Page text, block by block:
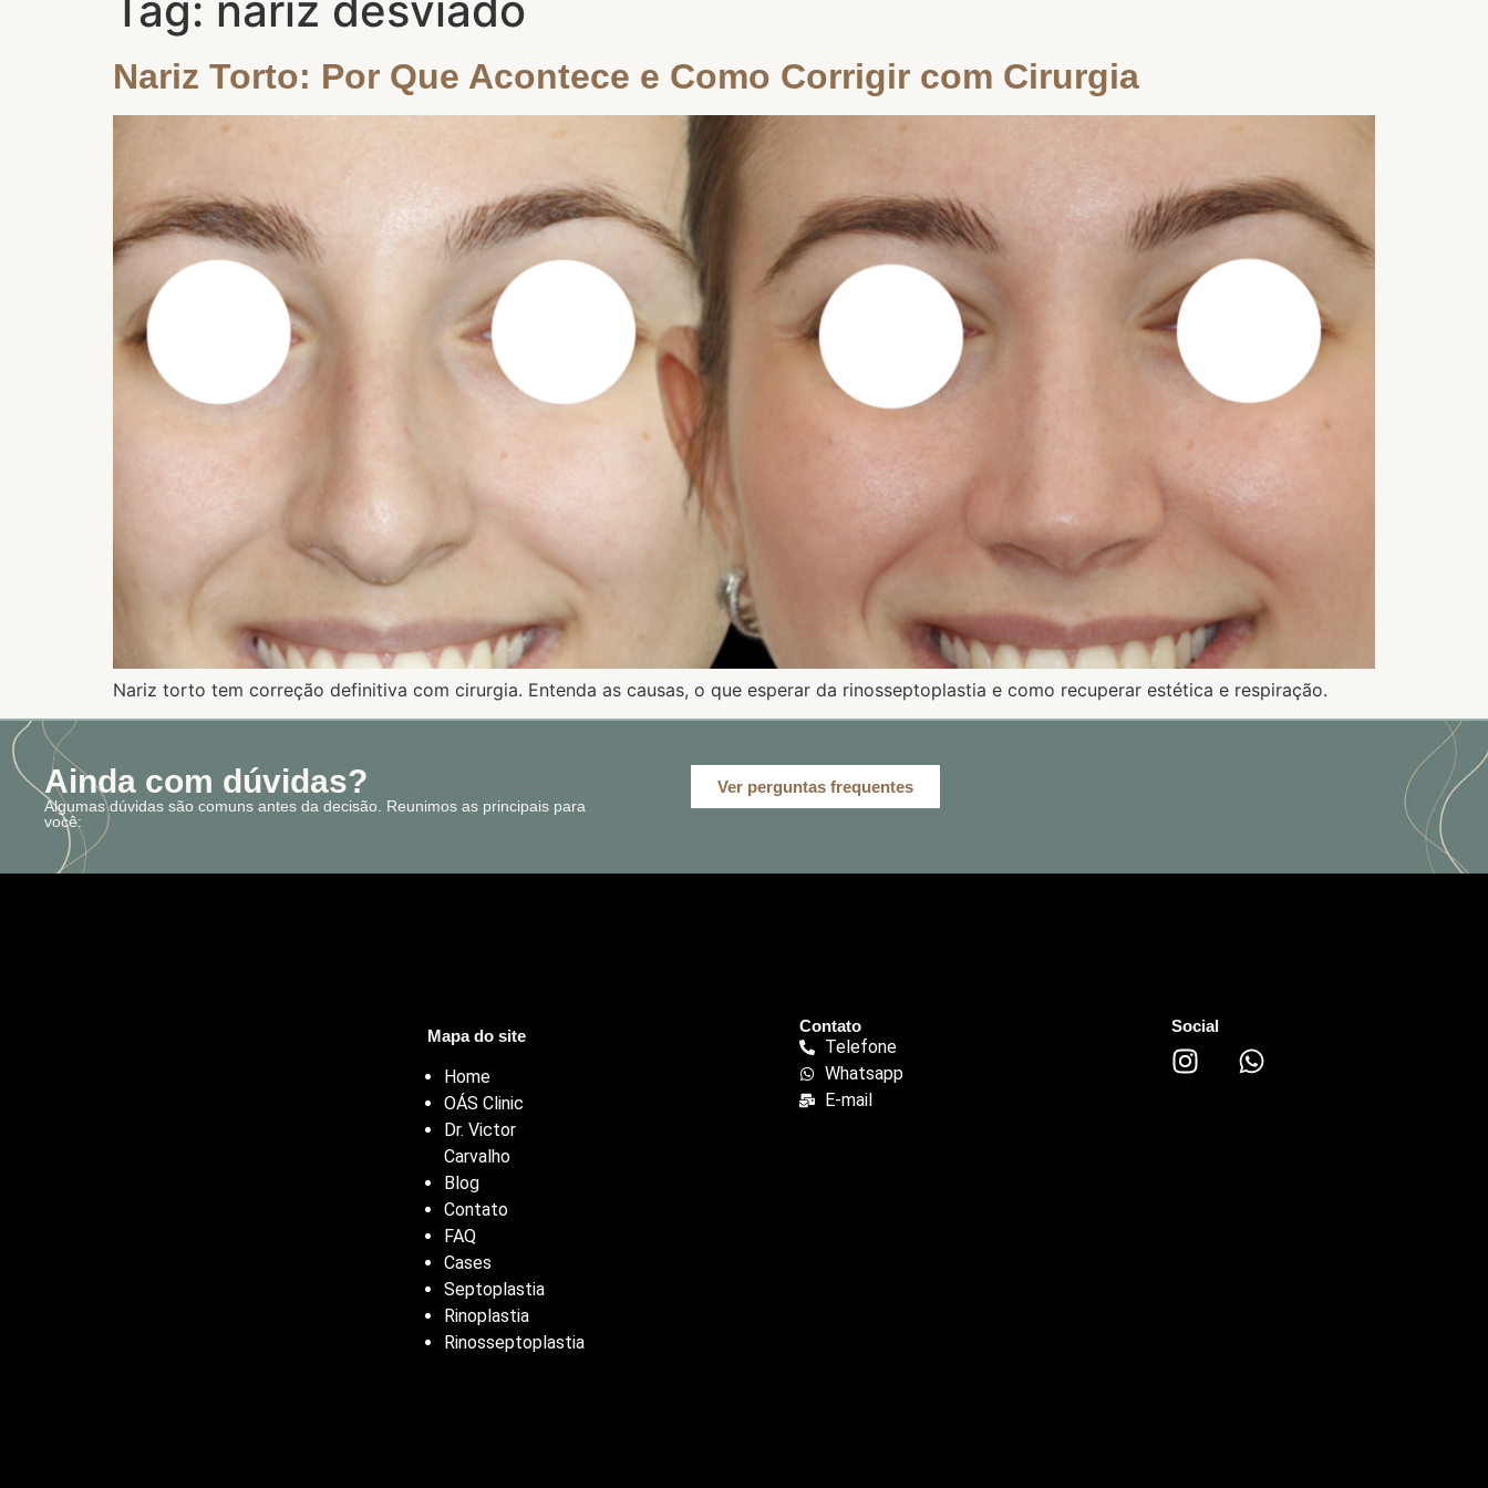
Nariz Torto: Por Que Acontece e Como Corrigir com Cirurgia
Nariz torto tem correção definitiva com cirurgia. Entenda as causas, o que esperar da rinosseptoplastia e como recuperar estética e respiração.
Ainda com dúvidas?
Algumas dúvidas são comuns antes da decisão. Reunimos as principais para
você:
Ver perguntas frequentes
Mapa do site
Home
OÁS Clinic
Dr. Victor
Carvalho
Blog
Contato
FAQ
Cases
Septoplastia
Rinoplastia
Rinosseptoplastia
Contato
Telefone
Whatsapp
E-mail
Social